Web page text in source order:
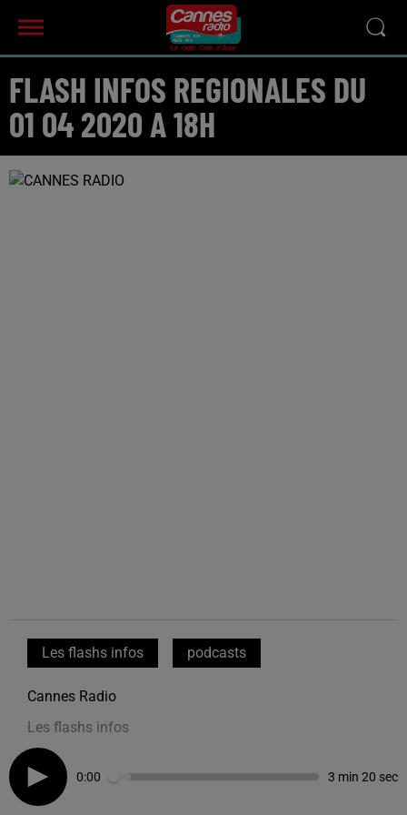
FLASH INFOS REGIONALES DU
01 04 2020 A 18H
Les flashs infos podcasts
Cannes Radio
Les flashs infos
0:00 3 min 20 sec